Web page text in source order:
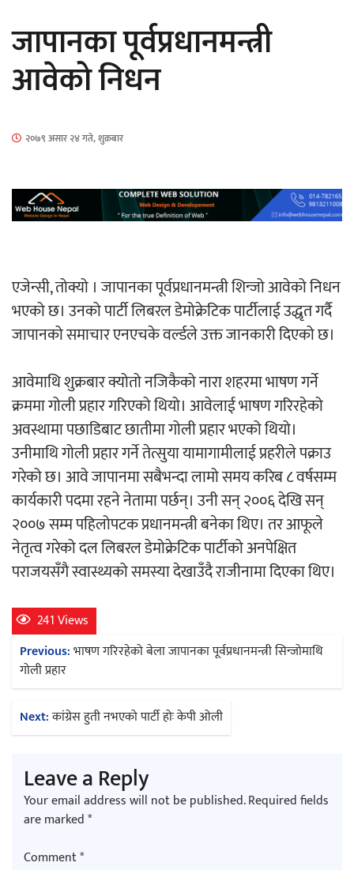
सार्वजनिक
नियन्त्रणमा
‘ईयुमा डट कम’ले बुधबारदेखि आफ्नो
औपचारिक सेवा सञ्चालनमा
हलमा छैन ‘गौँथली’को टिकट
मुक्तकसङ्ग्रह लोकार्पण
जापानका पूर्वप्रधानमन्त्री
आवेको निधन
२०७९ असार २४ गते, शुक्रबार
एजेन्सी, तोक्यो । जापानका पूर्वप्रधानमन्त्री शिन्जो आवेको निधन
भएको छ। उनको पार्टी लिबरल डेमोक्रेटिक पार्टीलाई उद्धृत गर्दै
जापानको समाचार एनएचके वर्ल्डले उक्त जानकारी दिएको छ।
आवेमाथि शुक्रबार क्योतो नजिकैको नारा शहरमा भाषण गर्ने
क्रममा गोली प्रहार गरिएको थियो। आवेलाई भाषण गरिरहेको
अवस्थामा पछाडिबाट छातीमा गोली प्रहार भएको थियो।
उनीमाथि गोली प्रहार गर्ने तेत्सुया यामागामीलाई प्रहरीले पक्राउ
गरेको छ। आवे जापानमा सबैभन्दा लामो समय करिब ८ वर्षसम्म
कार्यकारी पदमा रहने नेतामा पर्छन्। उनी सन् २००६ देखि सन्
२००७ सम्म पहिलोपटक प्रधानमन्त्री बनेका थिए। तर आफूले
नेतृत्व गरेको दल लिबरल डेमोक्रेटिक पार्टीको अनपेक्षित
पराजयसँगै स्वास्थ्यको समस्या देखाउँदै राजीनामा दिएका थिए।
241 Views
Post
navigation
Previous:भाषण गरिरहेको बेला जापानका पूर्वप्रधानमन्त्री सिन्जोमाथि
गोली प्रहार
Next:कांग्रेस हुती नभएको पार्टी होः केपी ओली
Leave a Reply
Your email address will not be published.Required fields
are marked*
Comment*